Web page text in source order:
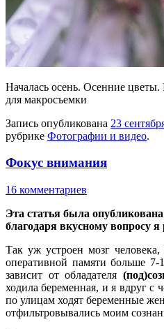
Началась осень. Осенние
для макросъемки
Запись опубликована 23
рубрике Фотографии и видео.
Фокус внимания
16 комментариев
Эта статья была опубликована
благодаря вкусному вопросу
Так уж устроен мозг
оперативной памяти больше 7-
зависит от обладателя
ходила беременная, и я вдруг с
по улицам ходят беременные
отфильтровывались моим